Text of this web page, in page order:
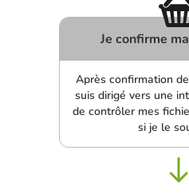
Je confirme
Après confirmation
suis dirigé vers une
de contrôler mes
si je le